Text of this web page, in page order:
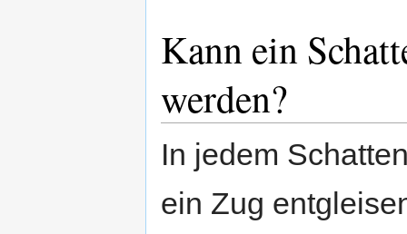
Kann ein
werden?
In jedem
ein Zug